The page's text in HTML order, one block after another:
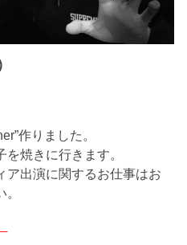
作りました。
焼きに行きます。
ア出演に関するお仕事はお